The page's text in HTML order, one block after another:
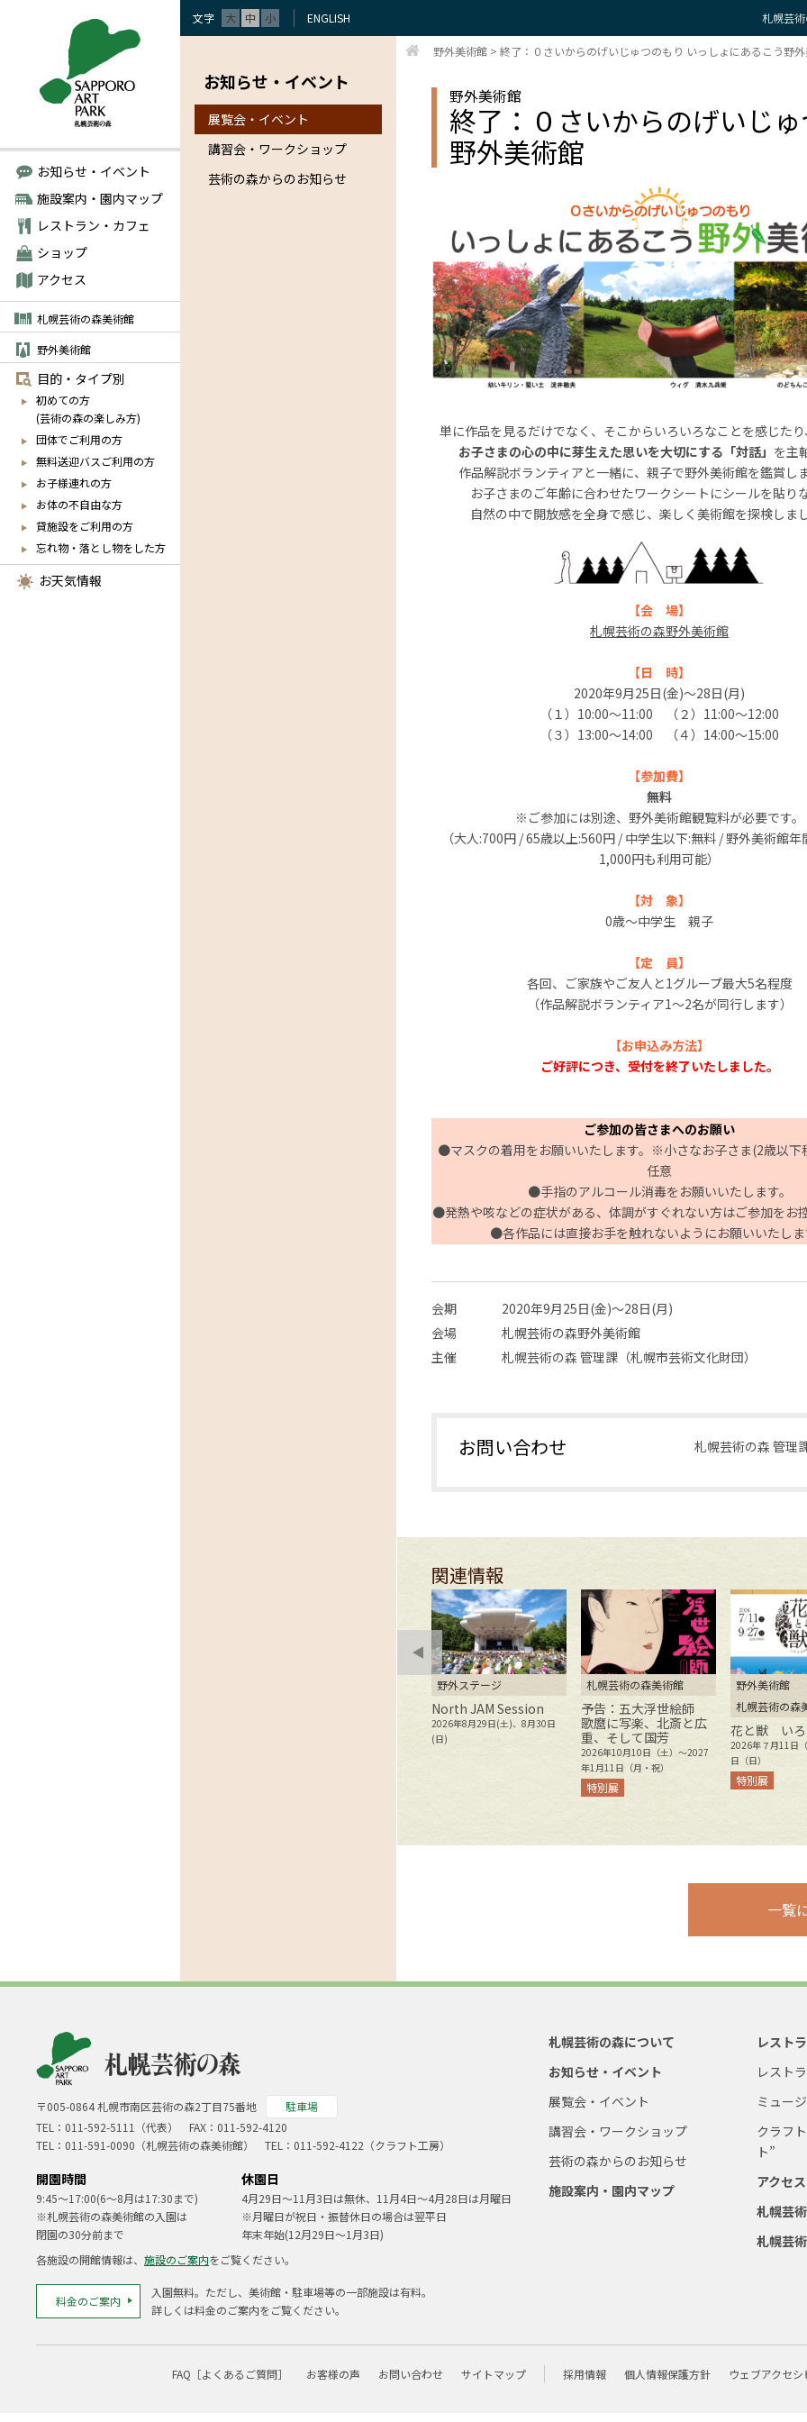
お知らせ・イベント
お知らせ・イベント
展覧会・イベント
講習会・ワークショップ
芸術の森からのお知らせ
施設案内・園内マップ
レストラン・カフェ
ショップ
アクセス
札幌芸術の森美術館
野外美術館
目的・タイプ別
初めての方
(芸術の森の楽しみ方)
団体でご利用の方
無料送迎バスご利用の方
お子様連れの方
お体の不自由な方
貸施設をご利用の方
忘れ物・落とし物をした方
お天気情報
文字 大 中 小 ENGLISH 札幌芸
野外美術館 > 終了：０さいからのげいじゅつのもり いっしょにあるこう野
野外美術館
終了：０さいからのげいじ
野外美術館
単に作品を見るだけでなく、そこからいろいろなことを感じた
お子さまの心の中に芽生えた思いを大切にする「対話」 を主
作品解説ボランティアと一緒に、親子で野外美術館を鑑賞し
お子さまのご年齢に合わせたワークシートにシールを貼りな
自然の中で開放感を全身で感じ、楽しく美術館を探検しま
【会 場】
札幌芸術の森野外美術館
【日 時】
2020年9月25日(金)～28日(月)
（１）10:00～11:00 （２）11:00～12:00
（３）13:00～14:00 （４）14:00～15:00
【参加費】
無料
※ご参加には別途、野外美術館観覧料が必要です。
（大人:700円 / 65歳以上:560円 / 中学生以下:無料 / 野外美術館年
1,000円も利用可能）
【対 象】
0歳～中学生 親子
【定 員】
各回、ご家族やご友人と1グループ最大5名程度
（作品解説ボランティア1～2名が同行します）
【お申込み方法】
ご好評につき、受付を終了いたしました。
ご参加の皆さまへのお願い
●マスクの着用をお願いいたします。※小さなお子さま(2歳以下
任意
●手指のアルコール消毒をお願いいたします。
●発熱や咳などの症状がある、体調がすぐれない方はご参加をお
●各作品には直接お手を触れないようにお願いいたしま
会期
2020年9月25日(金)～28日(月)
会場
札幌芸術の森野外美術館
主催
札幌芸術の森 管理課（札幌市芸術文化財団）
お問い合わせ 札幌芸術の森 管
関連情報
野外ステージ
North JAM Session
2026年8月29日(土)、8月30日
(日)
札幌芸術の森美術館
予告：五大浮世絵師
歌麿に写楽、北斎と広
重、そして国芳
2026年10月10日（土）～2027
年1月11日（月・祝）
特別展
野外美術館
札幌芸術の森
花と獣 いろ
2026年７月11日
日（日）
特別展
一覧
〒005-0864 札幌市南区芸術の森2丁目75番地
駐車場
TEL： 011-592-5111（代表）
FAX：011-592-4120
TEL： 011-591-0090 （札幌芸術の森美術館） TEL： 011-592-4122 （クラフト工房）
開園時間
9:45～17:00(6～8月は17:30まで)
※札幌芸術の森美術館の入園は
閉園の30分前まで
休園日
4月29日～11月3日は無休、11月4日～4月28日は月曜日
※月曜日が祝日・振替休日の場合は翌平日
年末年始(12月29日～1月3日)
各施設の開館情報は、 施設のご案内をご覧ください。
料金のご案内
入園無料。ただし、美術館・駐車場等の一部施設は有料。
詳しくは料金のご案内をご覧ください。
札幌芸術の森について
お知らせ・イベント
展覧会・イベント
講習会・ワークショップ
芸術の森からのお知らせ
施設案内・園内マップ
レスト
レスト
ミュー
クラフ
ト”
アクセス
札幌芸
札幌芸
FAQ［よくあるご質問］ お客様の声 お問い合わせ サイトマップ 採用情報 個人情報保護方針 ウェブアクセ